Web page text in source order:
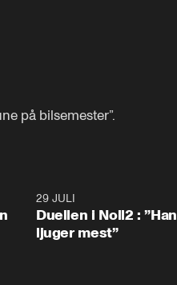
på bilsemester”.
29 JULI
Duellen i Noll2 : ”Han
ljuger mest”